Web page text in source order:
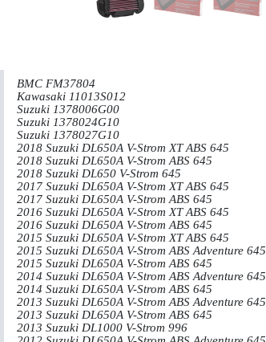
BMC FM37804
Kawasaki 11013S012
Suzuki 1378006G00
Suzuki 1378024G10
Suzuki 1378027G10
2018 Suzuki DL650A V-Strom XT ABS 645
2018 Suzuki DL650A V-Strom ABS 645
2018 Suzuki DL650 V-Strom 645
2017 Suzuki DL650A V-Strom XT ABS 645
2017 Suzuki DL650A V-Strom ABS 645
2016 Suzuki DL650A V-Strom XT ABS 645
2016 Suzuki DL650A V-Strom ABS 645
2015 Suzuki DL650A V-Strom XT ABS 645
2015 Suzuki DL650A V-Strom ABS Adventure 645
2015 Suzuki DL650A V-Strom ABS 645
2014 Suzuki DL650A V-Strom ABS Adventure 645
2014 Suzuki DL650A V-Strom ABS 645
2013 Suzuki DL650A V-Strom ABS Adventure 645
2013 Suzuki DL650A V-Strom ABS 645
2013 Suzuki DL1000 V-Strom 996